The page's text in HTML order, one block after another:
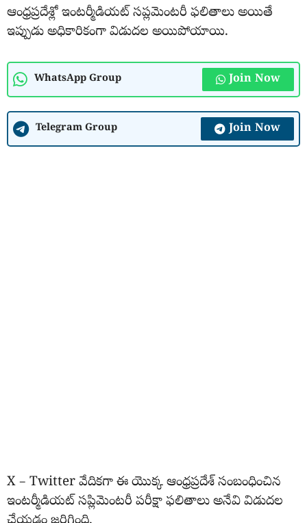
ఆంధ్రప్రదేశ్లో ఇంటర్మీడియట్ సప్లమెంటరీ ఫలితాలు అయితే
ఇప్పుడు అధికారికంగా విడుదల అయిపోయాయి.
WhatsApp Group Join Now
Telegram Group Join Now
X – Twitter వేదికగా ఈ యొక్క ఆంధ్రప్రదేశ్ సంబంధించిన
ఇంటర్మీడియట్ సప్లిమెంటరీ పరీక్షా ఫలితాలు అనేవి విడుదల